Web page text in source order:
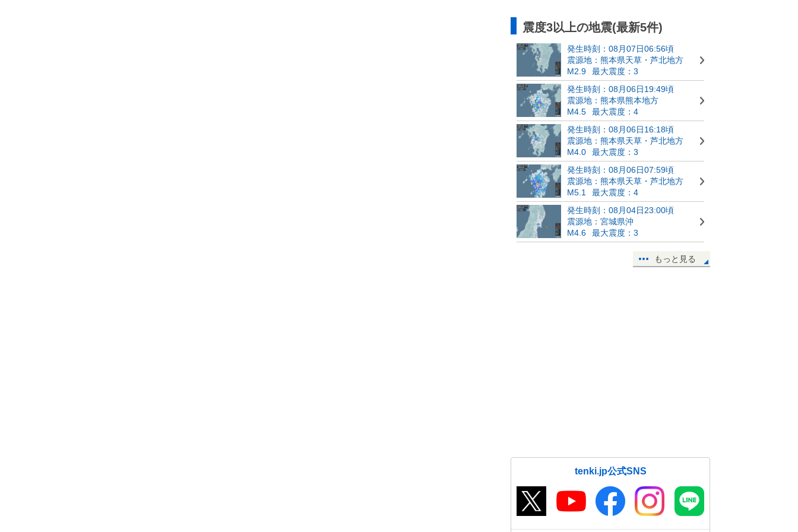
震度3以上の地震(最新5件)
発生時刻：08月07日06:56頃
震源地：熊本県天草・芦北地方
M2.9
最大震度：3
発生時刻：08月06日19:49頃
震源地：熊本県熊本地方
M4.5
最大震度：4
発生時刻：08月06日16:18頃
震源地：熊本県天草・芦北地方
M4.0
最大震度：3
発生時刻：08月06日07:59頃
震源地：熊本県天草・芦北地方
M5.1
最大震度：4
発生時刻：08月04日23:00頃
震源地：宮城県沖
M4.6
最大震度：3
もっと見る
tenki.jp公式SNS